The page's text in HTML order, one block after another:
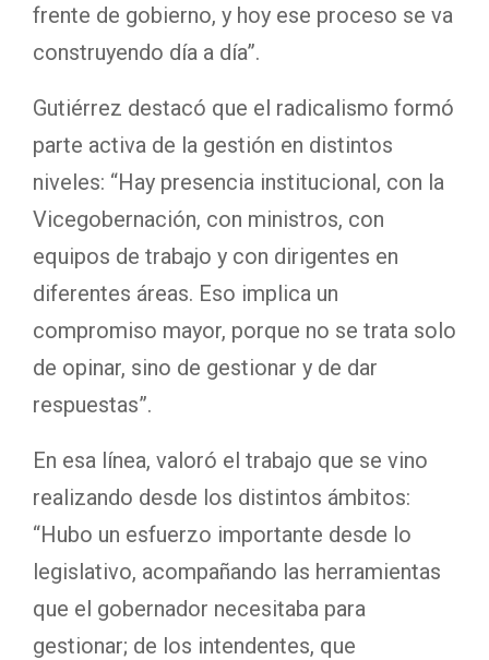
frente de gobierno, y hoy ese proceso se va
construyendo día a día”.
Gutiérrez destacó que el radicalismo formó
parte activa de la gestión en distintos
niveles: “Hay presencia institucional, con la
Vicegobernación, con ministros, con
equipos de trabajo y con dirigentes en
diferentes áreas. Eso implica un
compromiso mayor, porque no se trata solo
de opinar, sino de gestionar y de dar
respuestas”.
En esa línea, valoró el trabajo que se vino
realizando desde los distintos ámbitos:
“Hubo un esfuerzo importante desde lo
legislativo, acompañando las herramientas
que el gobernador necesitaba para
gestionar; de los intendentes, que